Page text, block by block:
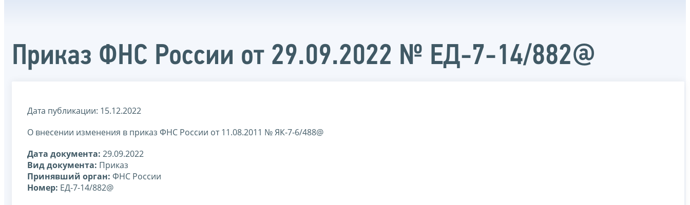
Приказ ФНС России от 29.09.2022 № ЕД-7-14/882@
Дата публикации: 15.12.2022
О внесении изменения в приказ ФНС России от 11.08.2011 № ЯК-7-6/488@
Дата документа: 29.09.2022
Вид документа: Приказ
Принявший орган: ФНС России
Номер: ЕД-7-14/882@